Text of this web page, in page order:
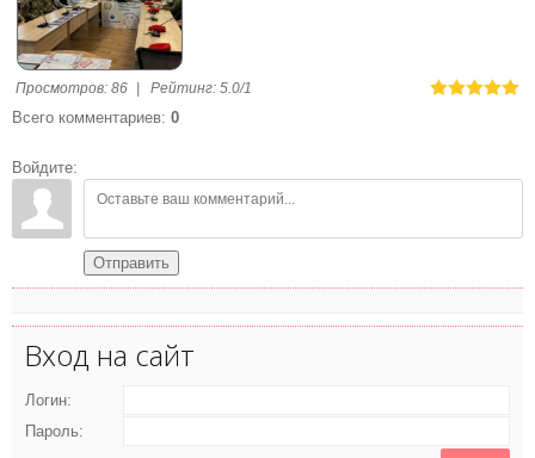
Просмотров: 86 Рейтинг: 5.0/1
Всего комментариев: 0
Войдите:
Отправить
Вход на сайт
Логин:
Пароль: